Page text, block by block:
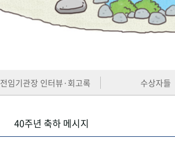
전임기관장 인터뷰·회고록 수상자들
40주년 축하 메시지